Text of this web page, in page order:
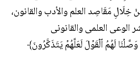
خِلَالِ مَقَاصِد العلم والأدب والقانون،
الوعى العلمى والقانونى
لَهُمُ ٱلۡقَوۡلَ لَعَلَّهُمۡ يَتَذَكَّرُونَ﴾